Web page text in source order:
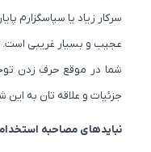
سرکار زیاد یا سپاسگزارم پایان
عجیب و بسیار غریبی است.
شما در موقع حرف زدن توجه
جزئیات و علاقه تان به این شغل
نبایدهای مصاحبه استخدامی